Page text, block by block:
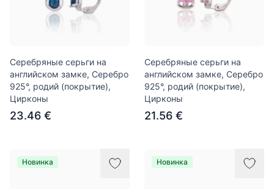
Серебряные серьги на
английском замке, Серебро
925°, родий (покрытие),
Цирконы
23.46 €
Серебряные серьги на
английском замке, Серебро
925°, родий (покрытие),
Цирконы
21.56 €
Новинка Новинка